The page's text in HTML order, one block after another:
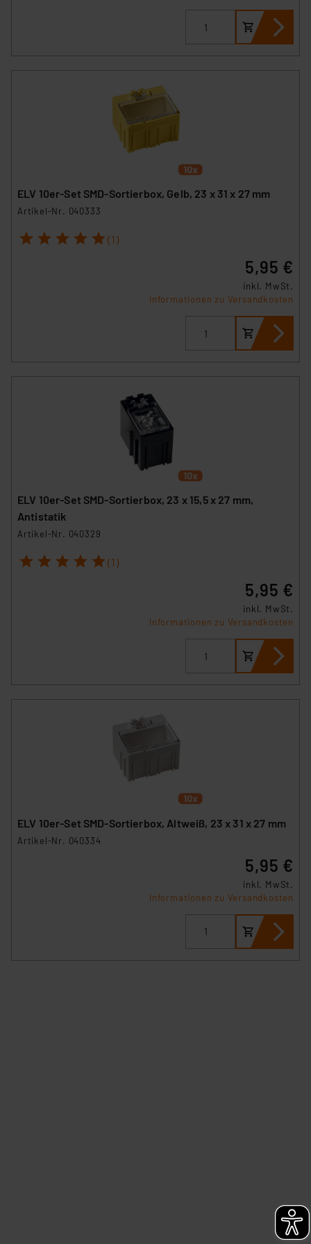
ELV 10er-Set SMD-Sortierbox, Gelb, 23 x 31 x 27 mm
Artikel-Nr. 040333
1 2 3 4 5 (1)
5,95 €
inkl. MwSt.
Informationen zu Versandkosten
ELV 10er-Set SMD-Sortierbox, 23 x 15,5 x 27 mm,
Antistatik
Artikel-Nr. 040329
1 2 3 4 5 (1)
5,95 €
inkl. MwSt.
Informationen zu Versandkosten
ELV 10er-Set SMD-Sortierbox, Altweiß, 23 x 31 x 27 mm
Artikel-Nr. 040334
5,95 €
inkl. MwSt.
Informationen zu Versandkosten